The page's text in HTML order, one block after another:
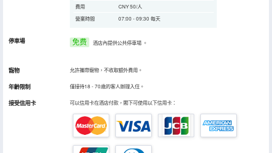
費用
CNY 50/人
營業時間
07:00 - 09:30 每天
停車場 免费 酒店內提供公共停車場 。
寵物 允許攜帶寵物，不收取額外費用。
年齡限制 僅接待18 - 70歲的客人辦理入住。
接受信用卡 可以信用卡在酒店付款，閣下可使用以下信用卡：